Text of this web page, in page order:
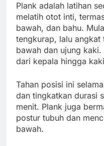
Plank adalah latihan
melatih otot inti,
bawah, dan bahu.
tengkurap, lalu angkat
bawah dan ujung
dari kepala hingga
Tahan posisi ini
dan tingkatkan durasi
menit. Plank juga
postur tubuh dan
bawah.